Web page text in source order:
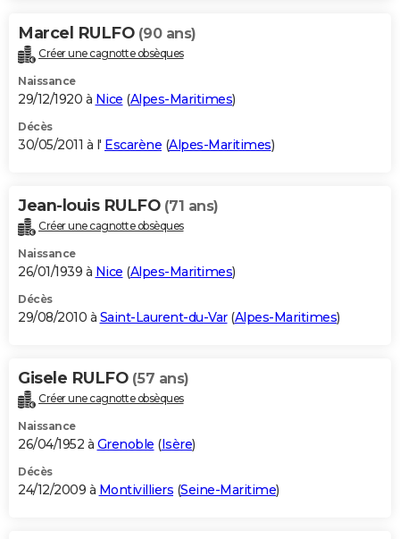
Marcel RULFO (90 ans)
Créer une cagnotte obsèques
Naissance
29/12/1920 à Nice (Alpes-Maritimes)
Décès
30/05/2011 à l' Escarène (Alpes-Maritimes)
Jean-louis RULFO (71 ans)
Créer une cagnotte obsèques
Naissance
26/01/1939 à Nice (Alpes-Maritimes)
Décès
29/08/2010 à Saint-Laurent-du-Var(Alpes-Maritimes)
Gisele RULFO (57 ans)
Créer une cagnotte obsèques
Naissance
26/04/1952 à Grenoble (Isère)
Décès
24/12/2009 à Montivilliers (Seine-Maritime)